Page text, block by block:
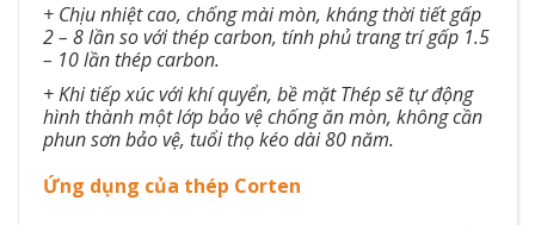
+ Chịu nhiệt cao, chống mài mòn, kháng thời tiết gấp
2 – 8 lần so với thép carbon, tính phủ trang trí gấp 1.5
– 10 lần thép carbon.​
+ Khi tiếp xúc với khí quyển, bề mặt Thép sẽ tự động
hình thành một lớp bảo vệ chống ăn mòn, không cần
phun sơn bảo vệ, tuổi thọ kéo dài 80 năm.
Ứng dụng của thép Corten​